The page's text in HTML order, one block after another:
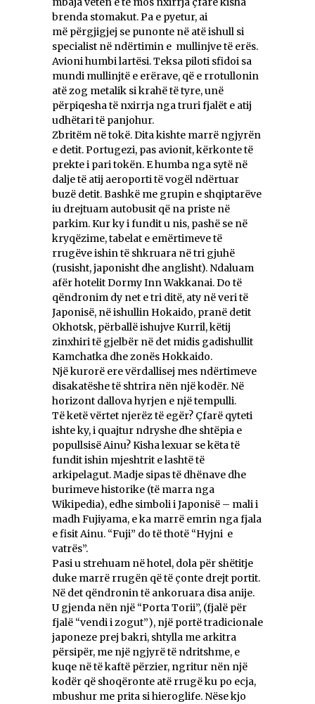
brenda stomakut. Pa e pyetur, ai
më përgjigjej se punonte në atë ishull si
specialist në ndërtimin e mullinjve të erës.
Avioni humbi lartësi. Teksa piloti sfidoi sa
mundi mullinjtë e erërave, që e rrotullonin
atë zog metalik si krahë të tyre, unë
përpiqesha të nxirrja nga truri fjalët e atij
udhëtari të panjohur.
Zbritëm në tokë. Dita kishte marrë ngjyrën
e detit. Portugezi, pas avionit, kërkonte të
prekte i pari tokën. E humba nga sytë në
dalje të atij aeroporti të vogël ndërtuar
buzë detit. Bashkë me grupin e shqiptarëve
iu drejtuam autobusit që na priste në
parkim. Kur ky i fundit u nis, pashë se në
kryqëzime, tabelat e emërtimeve të
rrugëve ishin të shkruara në tri gjuhë
(rusisht, japonisht dhe anglisht). Ndaluam
afër hotelit Dormy Inn Wakkanai. Do të
qëndronim dy net e tri ditë, aty në veri të
Japonisë, në ishullin Hokaido, pranë detit
Okhotsk, përballë ishujve Kurril, këtij
zinxhiri të gjelbër në det midis gadishullit
Kamchatka dhe zonës Hokkaido.
Një kurorë ere vërdallisej mes ndërtimeve
disakatëshe të shtrira nën një kodër. Në
horizont dallova hyrjen e një tempulli.
Të ketë vërtet njerëz të egër? Çfarë qyteti
ishte ky, i quajtur ndryshe dhe shtëpia e
popullsisë Ainu? Kisha lexuar se këta të
fundit ishin mjeshtrit e lashtë të
arkipelagut. Madje sipas të dhënave dhe
burimeve historike (të marra nga
Wikipedia), edhe simboli i Japonisë – mali i
madh Fujiyama, e ka marrë emrin nga fjala
e fisit Ainu. “Fuji” do të thotë “Hyjni e
vatrës”.
Pasi u strehuam në hotel, dola për shëtitje
duke marrë rrugën që të çonte drejt portit.
Në det qëndronin të ankoruara disa anije.
U gjenda nën një “Porta Torii”, (fjalë për
fjalë “vendi i zogut”), një portë tradicionale
japoneze prej bakri, shtylla me arkitra
përsipër, me një ngjyrë të ndritshme, e
kuqe në të kaftë përzier, ngritur nën një
kodër që shoqëronte atë rrugë ku po ecja,
mbushur me prita si hieroglife. Nëse kjo